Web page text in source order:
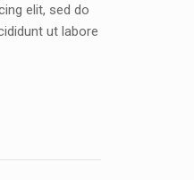
elit, sed do
ut labore